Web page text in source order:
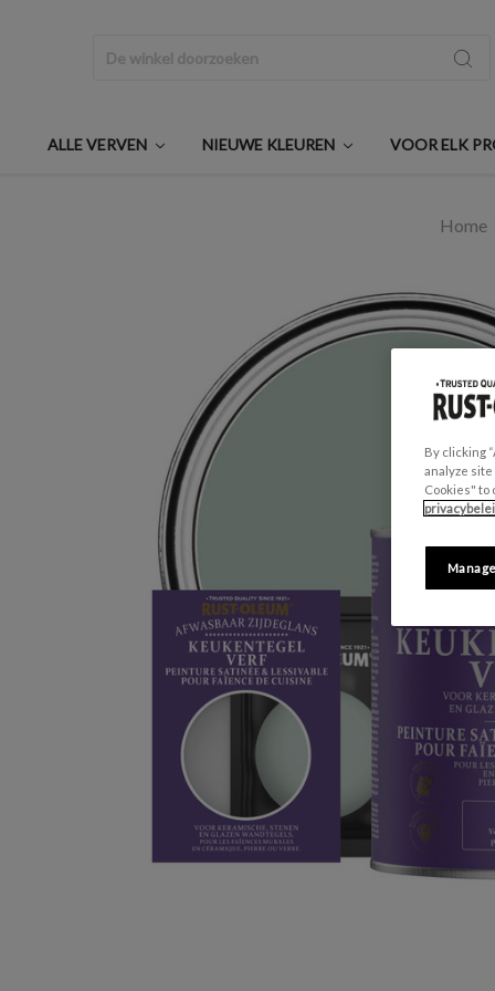
ALLE VERVEN NIEUWE KLEUREN VOOR ELK
Home
By clicking
analyze
Cookies" to